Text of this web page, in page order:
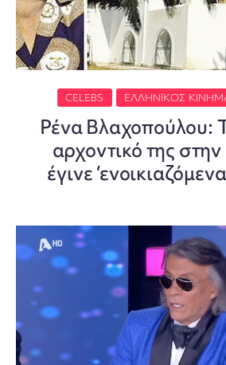
CELEBS ΕΛΛΗΝΙΚΌΣ
Ρένα Βλαχοπούλου:
αρχοντικό της
έγινε